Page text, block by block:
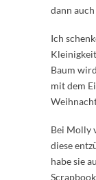
dann
Ich
Baum
mit dem
Bei Molly
diese
habe sie